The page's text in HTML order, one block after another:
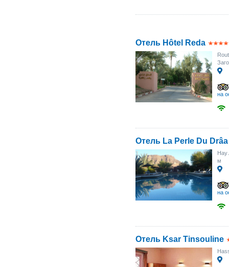
Отель Hôtel Reda
на
Отель La Perle Du Drâa
Hay
м
на
Отель Ksar Tinsouline